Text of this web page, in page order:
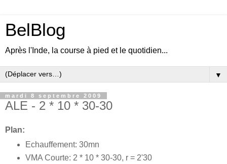
BelBlog
Après l'Inde, la course à pied et le quotidien...
▼
mardi 8 septembre 2009
ALE - 2 * 10 * 30-30
Plan:
Echauffement: 30mn
VMA Courte: 2 * 10 * 30-30, r = 2'30